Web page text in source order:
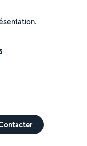
encore renseigné ma présentation.